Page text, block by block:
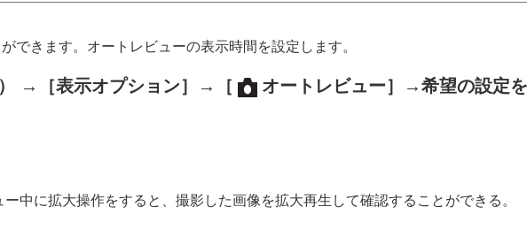
できます。オートレビューの表示時間を設定します。
→ ［表示オプション］ → ［ オートレビュー］ →希望の設定
中に拡大操作をすると、撮影した画像を拡大再生して確認することができる。